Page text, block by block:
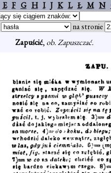
E F G H I J K L Ł M N
na stronie
Zapuścić, ob. Zapuszczać.